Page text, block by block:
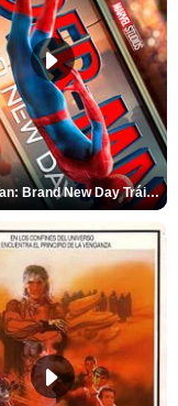
Spider-Man: Brand New Day Tráiler (3)